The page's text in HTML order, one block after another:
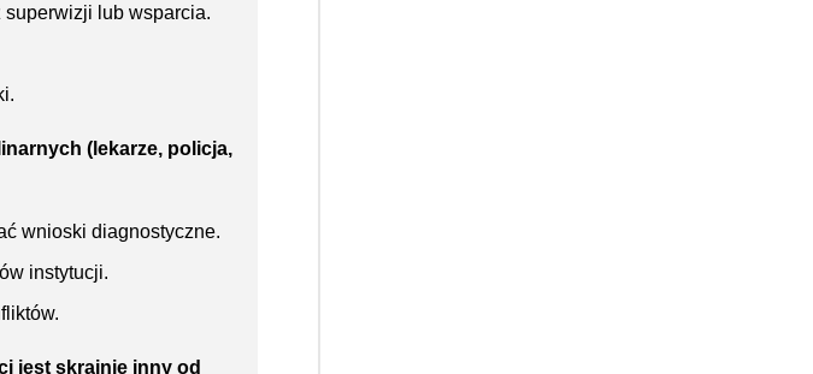
superwizji lub wsparcia.
(lekarze, policja,
wnioski diagnostyczne.
instytucji.
jest skrajnie inny od